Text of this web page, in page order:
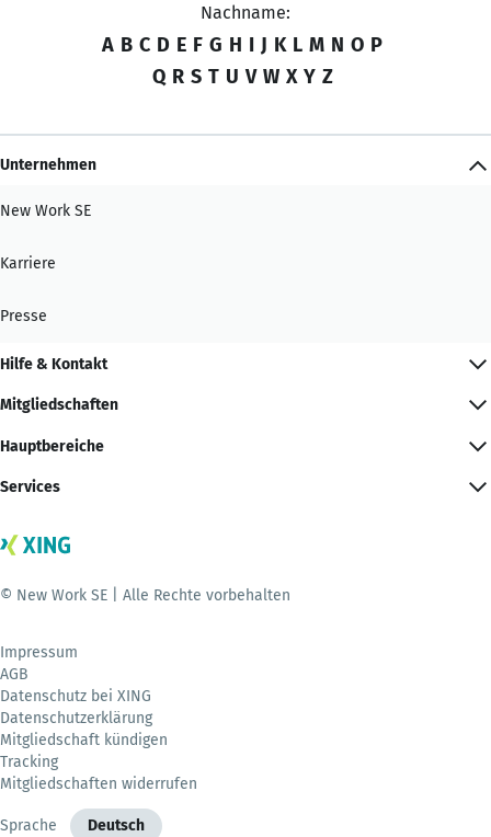
Nachname:
A B C D E F G H I J K L M N O P
Q R S T U V W X Y Z
Unternehmen
New Work SE
Karriere
Presse
Hilfe & Kontakt
Mitgliedschaften
Hauptbereiche
Services
© New Work SE | Alle Rechte vorbehalten
Impressum
AGB
Datenschutz bei XING
Datenschutzerklärung
Mitgliedschaft kündigen
Tracking
Mitgliedschaften widerrufen
Sprache Deutsch